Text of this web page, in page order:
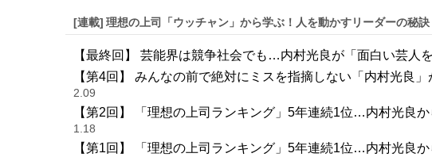
[連載] 理想の上司「ウッチャン」から学ぶ！人を動かすリーダーの秘訣
【最終回】 芸能界は競争社会でも…内村光良が「面白い芸人
【第4回】 みんなの前で絶対にミスを指摘しない「内村光良
2.09
【第2回】 「理想の上司ランキング」5年連続1位…内村光良
1.18
【第1回】 「理想の上司ランキング」5年連続1位…内村光良